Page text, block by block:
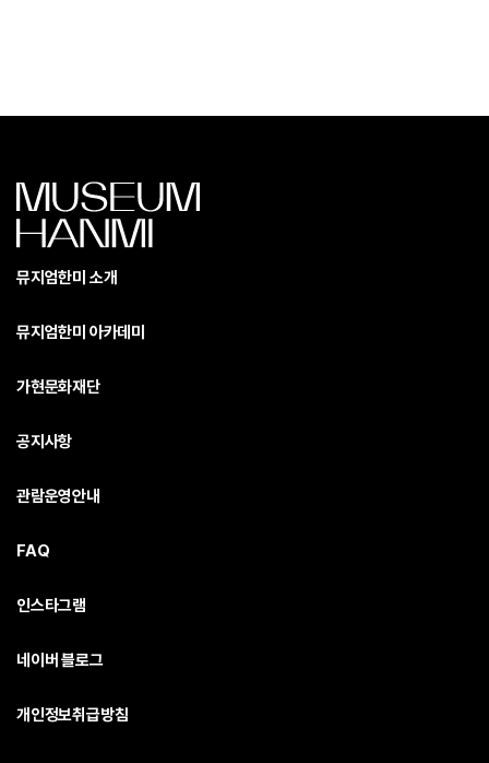
뮤지엄한미 소개
뮤지엄한미 아카데미
가현문화재단
공지사항
관람운영안내
FAQ
인스타그램
네이버 블로그
개인정보취급방침